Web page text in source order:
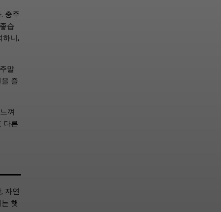
충주
습
하니,
말
즐
껴
다른
자연
햇